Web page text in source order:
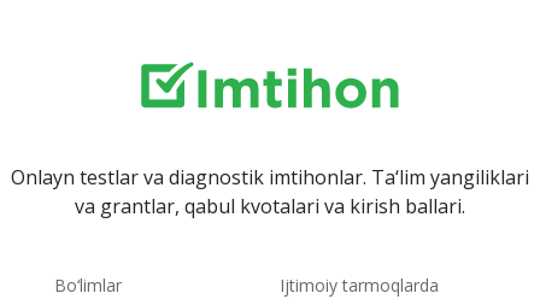
Onlayn testlar va diagnostik imtihonlar. Ta‘lim yangiliklari
va grantlar, qabul kvotalari va kirish ballari.
Bo‘limlar Ijtimoiy tarmoqlarda